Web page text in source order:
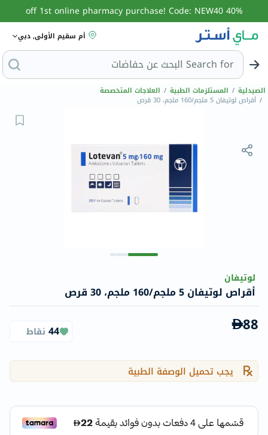
40% off 1st online pharmacy purchase! Code: NEW40
أم سقيم الأولى, دبي
Search for ا
الصيدلية / المستلزمات الطبية / العلاجات المتخصصة
/ أقراص لوتيفان 5 ملجم/160 ملجم، 30 قرص
لوتيفان
أقراص لوتيفان 5 ملجم/160 ملجم، 30 قرص
88
44 نقاط
يجب تحميل الوصفة الطبية